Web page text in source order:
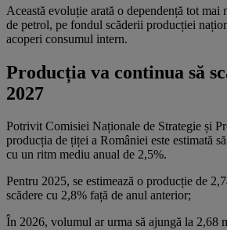
Această evoluție arată o dependență tot mai
de petrol, pe fondul scăderii producției
acoperi consumul intern.
Producția va continua să
2027
Potrivit Comisiei Naționale de Strategie și
producția de țiței a României este estimată
cu un ritm mediu anual de 2,5%.
Pentru 2025, se estimează o producție de
scădere cu 2,8% față de anul anterior;
În 2026, volumul ar urma să ajungă la 2,68